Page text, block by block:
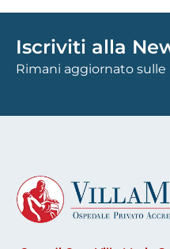
Iscriviti alla
Rimani aggiornato